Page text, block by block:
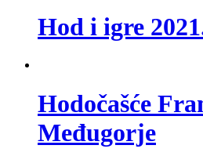
Hod i igre
Hodočašće
Međugorje